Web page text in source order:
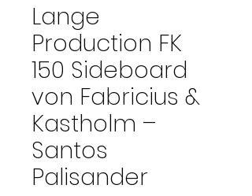
Lange
Production FK
150 Sideboard
von Fabricius &
Kastholm –
Santos
Palisander